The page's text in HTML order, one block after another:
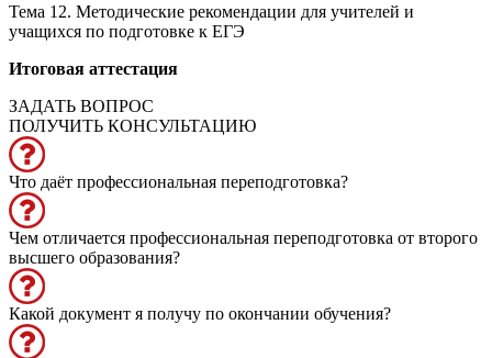
Тема 12. Методические рекомендации для учителей и
учащихся по подготовке к ЕГЭ
Итоговая аттестация
ЗАДАТЬ ВОПРОС
ПОЛУЧИТЬ КОНСУЛЬТАЦИЮ
Что даёт профессиональная переподготовка?
Чем отличается профессиональная переподготовка от второго
высшего образования?
Какой документ я получу по окончании обучения?